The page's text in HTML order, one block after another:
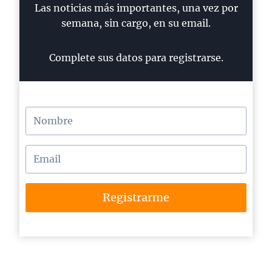
Las noticias más importantes, una vez por
semana, sin cargo, en su email.
Complete sus datos para registrarse.
Registrarme